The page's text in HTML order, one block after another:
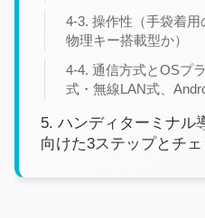
4-3. 操作性（手袋着
物理キー搭載型か）
4-4. 通信方式とOSプ
式・無線LAN式、
5. ハンディターミナル
向けた3ステップとチェ